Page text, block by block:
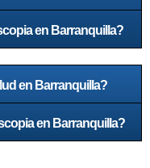
en Barranquilla?
en Barranquilla?
en Barranquilla?